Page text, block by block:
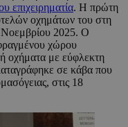
επιχειρηματία. Η πρώτη
οχημάτων του στη
Νοεμβρίου 2025. Ο
χώρου
οχήματα με εύφλεκτη
σε κάβα που
στις 18